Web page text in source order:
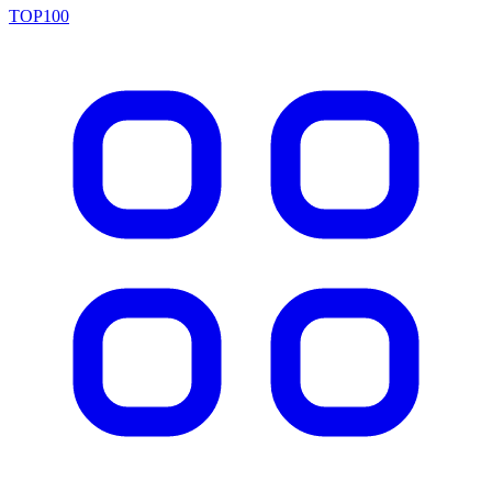
TOP100